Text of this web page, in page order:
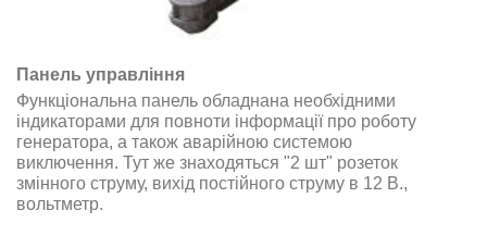
Панель управління
Функціональна панель обладнана необхідними
індикаторами для повноти інформації про роботу
генератора, а також аварійною системою
виключення. Тут же знаходяться "2 шт" розеток
змінного струму, вихід постійного струму в 12 В.,
вольтметр.